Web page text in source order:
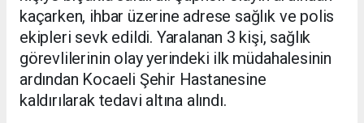
kaçarken, ihbar üzerine adrese sağlık ve polis
ekipleri sevk edildi. Yaralanan 3 kişi, sağlık
görevlilerinin olay yerindeki ilk müdahalesinin
ardından Kocaeli Şehir Hastanesine
kaldırılarak tedavi altına alındı.